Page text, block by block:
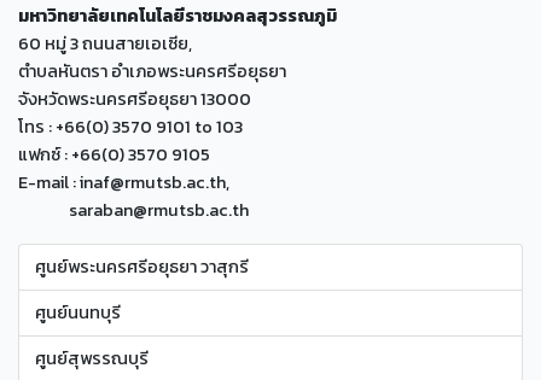
มหาวิทยาลัยเทคโนโลยีราชมงคลสุวรรณภูมิ
60 หมู่ 3 ถนนสายเอเซีย,
ตำบลหันตรา อำเภอพระนครศรีอยุธยา
จังหวัดพระนครศรีอยุธยา 13000
โทร : +66(0) 3570 9101 to 103
แฟกซ์ : +66(0) 3570 9105
E-mail : inaf@rmutsb.ac.th,
saraban@rmutsb.ac.th
ศูนย์พระนครศรีอยุธยา วาสุกรี
ศูนย์นนทบุรี
ศูนย์สุพรรณบุรี